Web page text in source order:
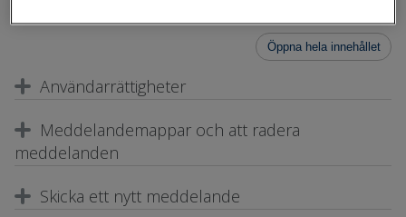
Öppna hela innehållet
Användarrättigheter
Meddelandemappar och att radera
meddelanden
Skicka ett nytt meddelande